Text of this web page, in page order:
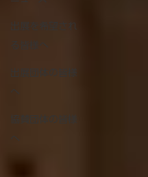
出展を希望され
出展団体の皆様
へ
協賛団体の皆様
へ